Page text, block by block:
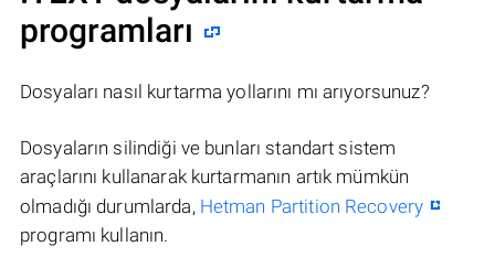
programları
Dosyaları nasıl kurtarma yollarını mı arıyorsunuz?
Dosyaların silindiği ve bunları standart sistem
araçlarını kullanarak kurtarmanın artık mümkün
olmadığı durumlarda, Hetman Partition Recovery
programı kullanın.